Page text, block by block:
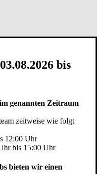
bis
genannten Zeitraum
zeitweise wie folgt
12:00 Uhr
bis 15:00 Uhr
bieten wir einen